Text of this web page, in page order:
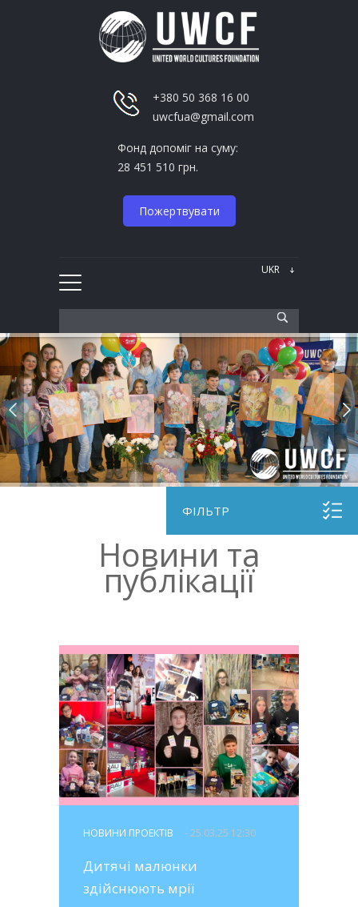
+380 50 368 16 00
uwcfua@gmail.com
Фонд допоміг на суму:
28 451 510 грн.
Пожертвувати
ФІЛЬТР
Новини та
публікації
НОВИНИ ПРОЕКТІВ - 25.03.25 12:30
Дитячі малюнки
здійснюють мрії